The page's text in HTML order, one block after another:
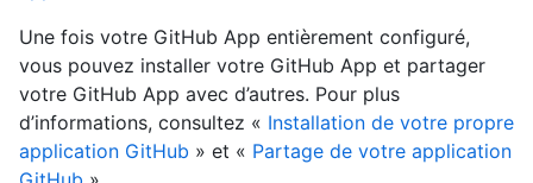
Une fois votre GitHub App entièrement configuré,
vous pouvez installer votre GitHub App et partager
votre GitHub App avec d’autres. Pour plus
d’informations, consultez « Installation de votre propre
application GitHub » et « Partage de votre application